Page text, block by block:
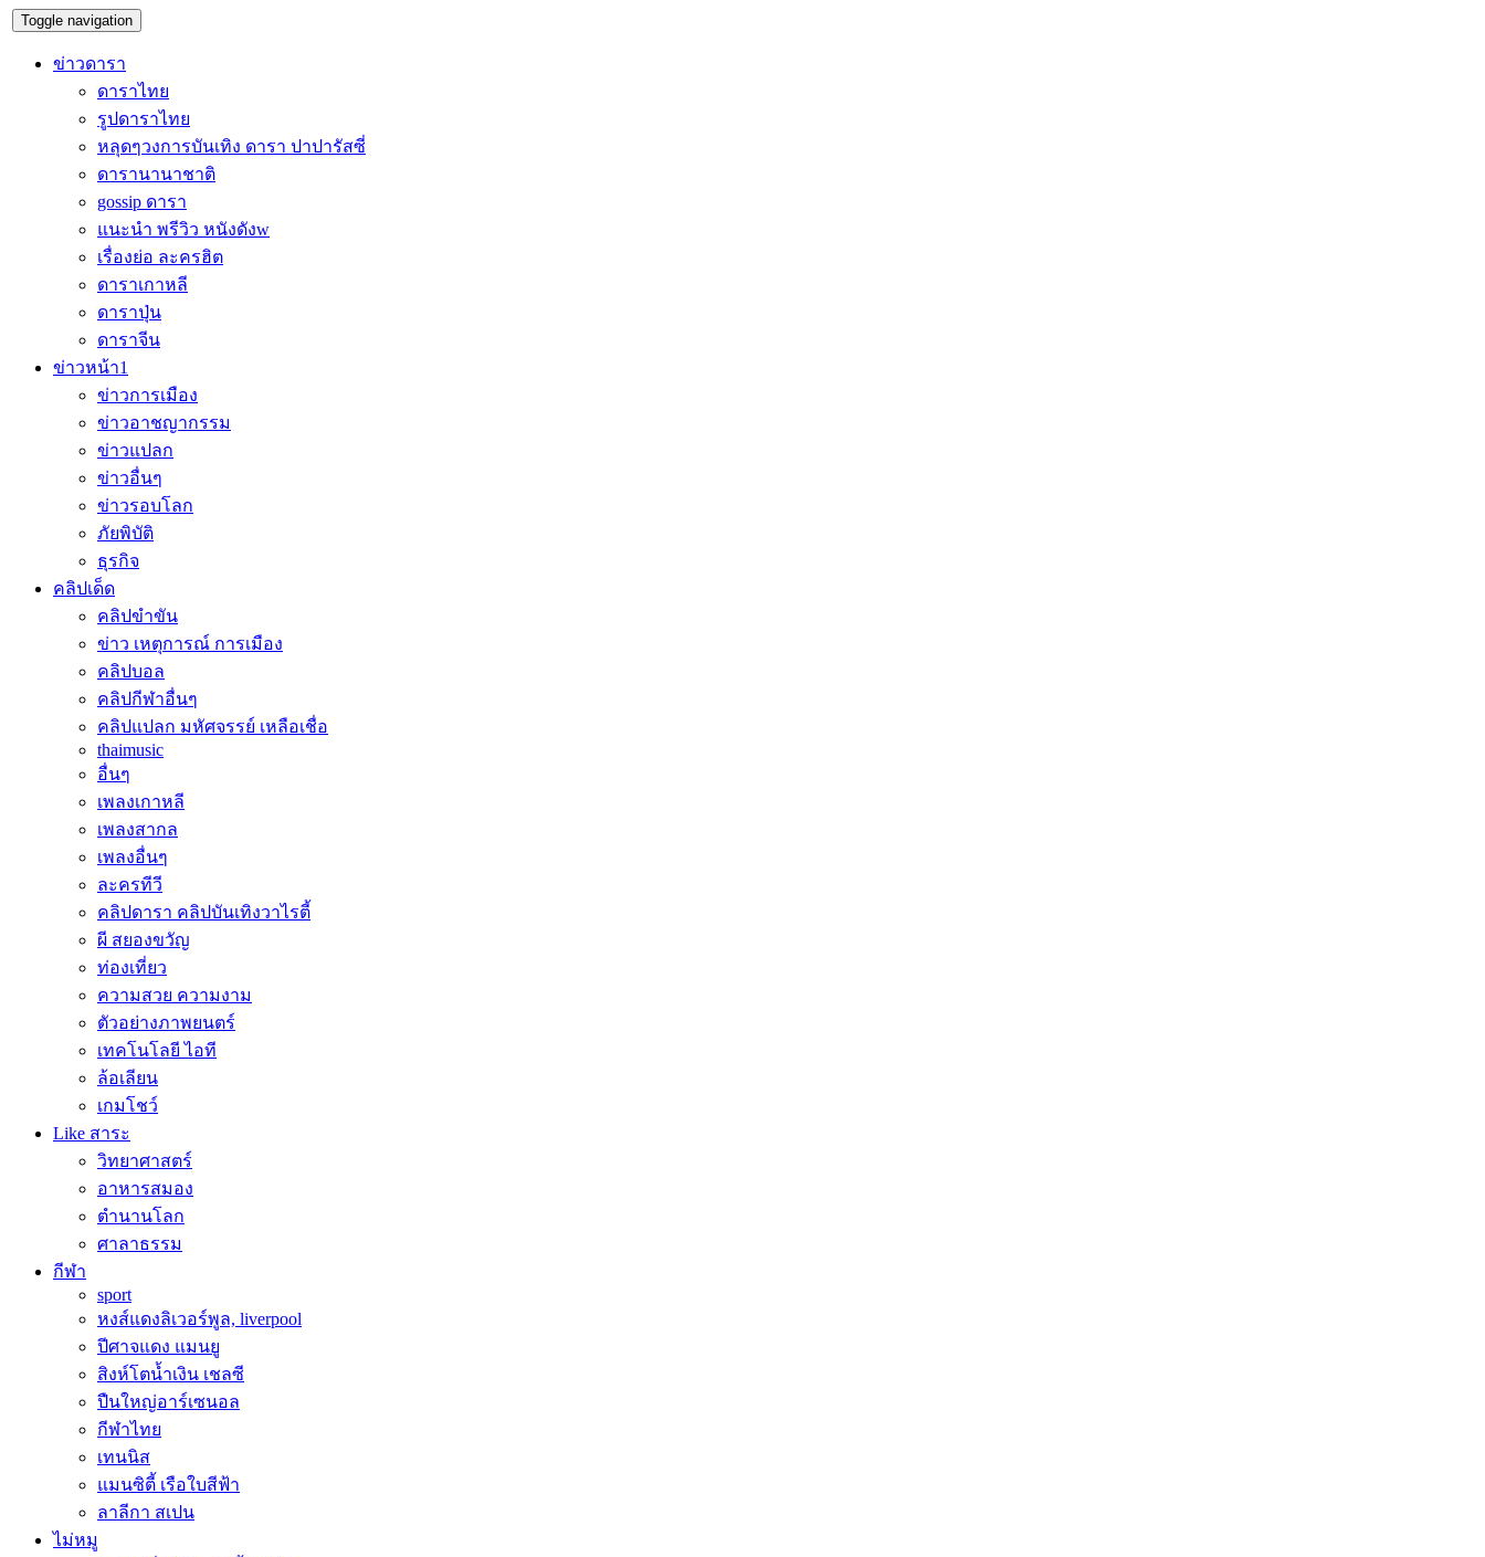
Toggle navigation
ข่าวดารา
ดาราไทย
รูปดาราไทย
หลุดๆวงการบันเทิง ดารา ปาปารัสซี่
ดารานานาชาติ
gossip ดารา
แนะนำ พรีวิว หนังดังw
เรื่องย่อ ละครฮิต
ดาราเกาหลี
ดาราปุ่น
ดาราจีน
ข่าวหน้า1
ข่าวการเมือง
ข่าวอาชญากรรม
ข่าวแปลก
ข่าวอื่นๆ
ข่าวรอบโลก
ภัยพิบัติ
ธุรกิจ
คลิปเด็ด
คลิปขำขัน
ข่าว เหตุการณ์ การเมือง
คลิปบอล
คลิปกีฬาอื่นๆ
คลิปแปลก มหัศจรรย์ เหลือเชื่อ
thaimusic
อื่นๆ
เพลงเกาหลี
เพลงสากล
เพลงอื่นๆ
ละครทีวี
คลิปดารา คลิปบันเทิงวาไรตี้
ผี สยองขวัญ
ท่องเที่ยว
ความสวย ความงาม
ตัวอย่างภาพยนตร์
เทคโนโลยี ไอที
ล้อเลียน
เกมโชว์
Like สาระ
วิทยาศาสตร์
อาหารสมอง
ตำนานโลก
ศาลาธรรม
กีฬา
sport
หงส์แดงลิเวอร์พูล, liverpool
ปีศาจแดง แมนยู
สิงห์โตน้ำเงิน เชลซี
ปืนใหญ่อาร์เซนอล
กีฬาไทย
เทนนิส
แมนซิตี้ เรือใบสีฟ้า
ลาลีกา สเปน
ไม่หมู